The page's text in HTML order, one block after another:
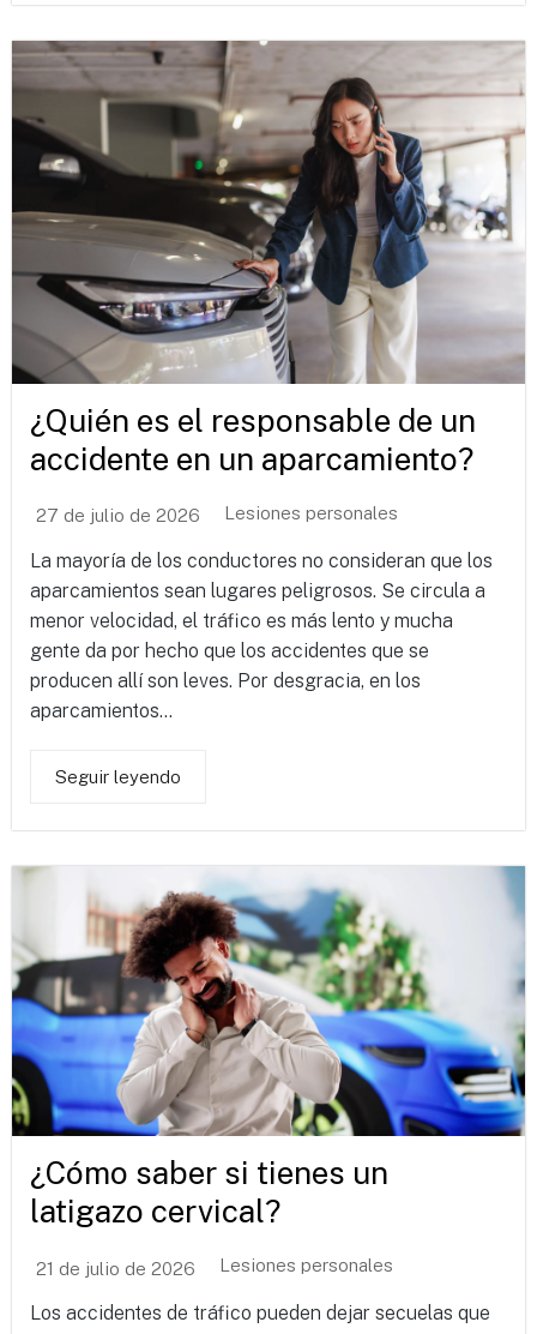
¿Quién es el responsable de un
accidente en un aparcamiento?
27 de julio de 2026 Lesiones personales
La mayoría de los conductores no consideran que los
aparcamientos sean lugares peligrosos. Se circula a
menor velocidad, el tráfico es más lento y mucha
gente da por hecho que los accidentes que se
producen allí son leves. Por desgracia, en los
aparcamientos...
Seguir leyendo
¿Cómo saber si tienes un
latigazo cervical?
21 de julio de 2026 Lesiones personales
Los accidentes de tráfico pueden dejar secuelas que